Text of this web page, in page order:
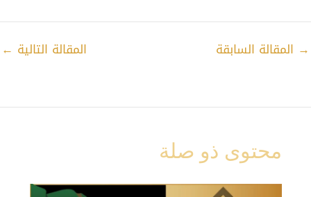
→ المقالة السابقة المقالة التالية ←
محتوى ذو صلة